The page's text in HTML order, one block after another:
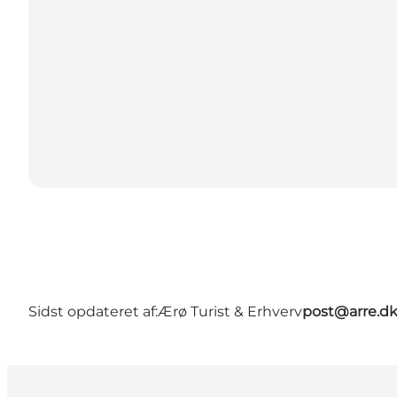
Sidst opdateret af:Ærø Turist & Erhvervpost@arre.dk